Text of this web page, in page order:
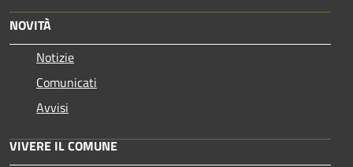
NOVITÀ
Notizie
Comunicati
Avvisi
VIVERE IL COMUNE